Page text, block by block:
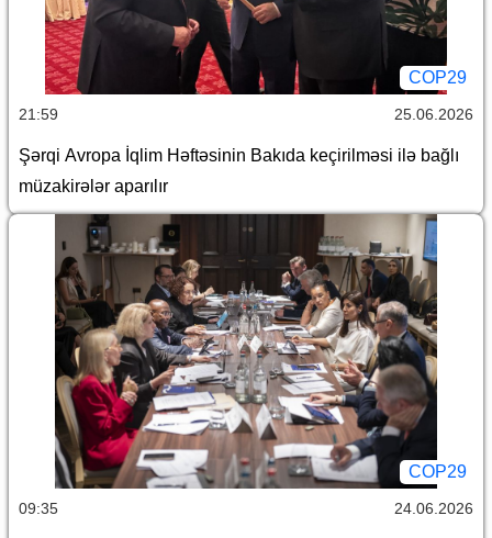
COP29
21:59 25.06.2026
Şərqi Avropa İqlim Həftəsinin Bakıda keçirilməsi ilə bağlı
müzakirələr aparılır
COP29
09:35 24.06.2026